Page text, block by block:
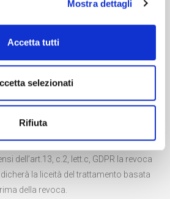
Mostra dettagli
Accetta tutti
selezionati
Rifiuta
(cfr. art.13, c.2, lett.b,
e la rettifica o la cancellazione degli
trattamento che lo riguardano o di
oltre al diritto di portabilità dei dati.
(cfr. art.13, c.2, lett.c, GDRP)
revocare il consenso al trattamento in
dell’art.13, c.2, lett.c, GDPR la revoca
la liceità del trattamento basata
della revoca.